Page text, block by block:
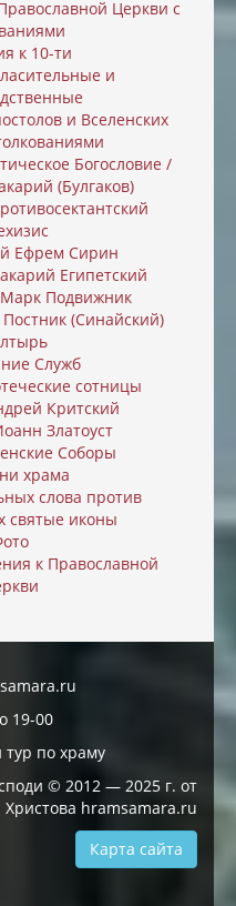
Церкви с
к 10-ти
и
и Вселенских
Богословие /
(Булгаков)
Ефрем Сирин
Египетский
Подвижник
(Синайский)
Служб
сотницы
Критский
Златоуст
Соборы
храма
слова против
иконы
к Православной
19-00
по храму
© 2012 — 2025 г. от
Христова hramsamara.ru
Карта сайта